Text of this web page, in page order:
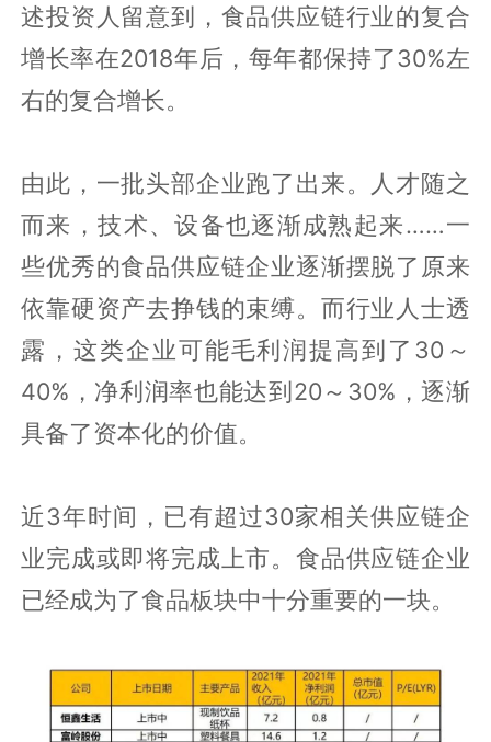
述投资人留意到，食品供应链行业的复合
增长率在2018年后，每年都保持了30%左
右的复合增长。
由此，一批头部企业跑了出来。人才随之
而来，技术、设备也逐渐成熟起来……一
些优秀的食品供应链企业逐渐摆脱了原来
依靠硬资产去挣钱的束缚。而行业人士透
露，这类企业可能毛利润提高到了30～
40%，净利润率也能达到20～30%，逐渐
具备了资本化的价值。
近3年时间，已有超过30家相关供应链企
业完成或即将完成上市。食品供应链企业
已经成为了食品板块中十分重要的一块。